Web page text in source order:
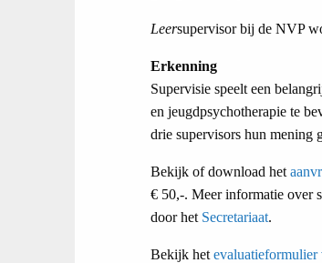
Leersupervisor bij de NVP
Erkenning
Supervisie speelt een
en jeugdpsychotherapie te
drie supervisors hun
Bekijk of download het
€ 50,-. Meer informatie over
door het Secretariaat.
Bekijk hetevaluatieformulier